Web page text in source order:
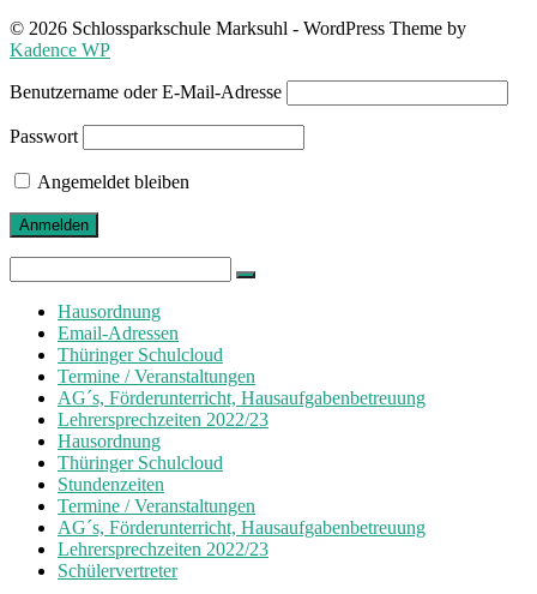
© 2026 Schlossparkschule Marksuhl - WordPress Theme by
Kadence WP
Benutzername oder E-Mail-Adresse
Passwort
Angemeldet bleiben
for:
Hausordnung
Email-Adressen
Thüringer Schulcloud
Termine / Veranstaltungen
AG´s, Förderunterricht, Hausaufgabenbetreuung
Lehrersprechzeiten 2022/23
Hausordnung
Thüringer Schulcloud
Stundenzeiten
Termine / Veranstaltungen
AG´s, Förderunterricht, Hausaufgabenbetreuung
Lehrersprechzeiten 2022/23
Schülervertreter